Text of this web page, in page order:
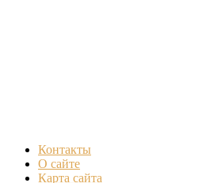
Контакты
О сайте
Карта сайта